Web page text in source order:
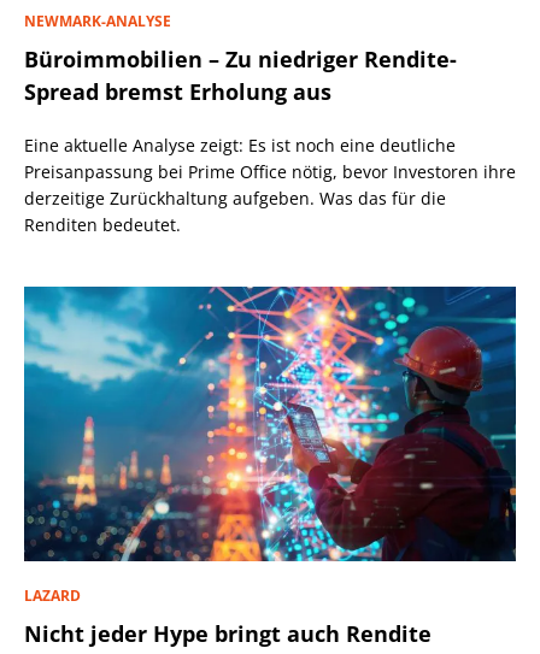
NEWMARK-ANALYSE
Büroimmobilien – Zu niedriger Rendite-
Spread bremst Erholung aus
Eine aktuelle Analyse zeigt: Es ist noch eine deutliche
Preisanpassung bei Prime Office nötig, bevor Investoren ihre
derzeitige Zurückhaltung aufgeben. Was das für die
Renditen bedeutet.
LAZARD
Nicht jeder Hype bringt auch Rendite